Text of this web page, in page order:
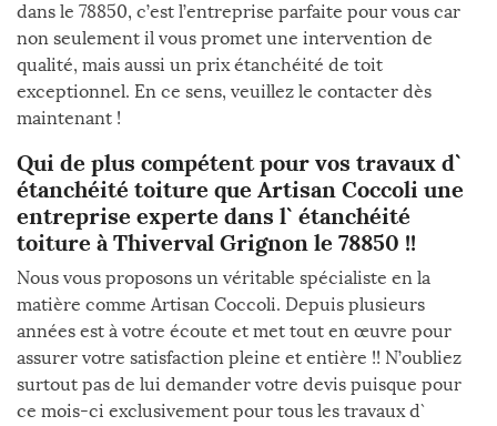
dans le 78850, c’est l’entreprise parfaite pour vous car
non seulement il vous promet une intervention de
qualité, mais aussi un prix étanchéité de toit
exceptionnel. En ce sens, veuillez le contacter dès
maintenant !
Qui de plus compétent pour vos travaux d`
étanchéité toiture que Artisan Coccoli une
entreprise experte dans l` étanchéité
toiture à Thiverval Grignon le 78850 !!
Nous vous proposons un véritable spécialiste en la
matière comme Artisan Coccoli. Depuis plusieurs
années est à votre écoute et met tout en œuvre pour
assurer votre satisfaction pleine et entière !! N’oubliez
surtout pas de lui demander votre devis puisque pour
ce mois-ci exclusivement pour tous les travaux d`